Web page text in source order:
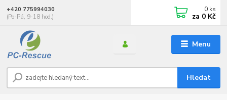
Menu
Hledat
+420 775994030
(Po-Pá, 9-18 hod.)
0 ks
za 0 Kč